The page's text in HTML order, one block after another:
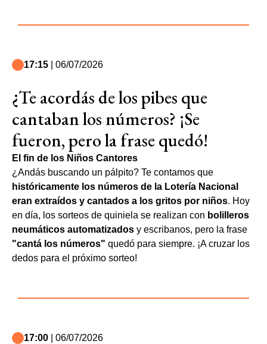
17:15 | 06/07/2026
¿Te acordás de los pibes que
cantaban los números? ¡Se
fueron, pero la frase quedó!
El fin de los Niños Cantores
¿Andás buscando un pálpito? Te contamos que
históricamente los números de la Lotería Nacional
eran extraídos y cantados a los gritos por niños. Hoy
en día, los sorteos de quiniela se realizan con bolilleros
neumáticos automatizados y escribanos, pero la frase
"cantá los números" quedó para siempre. ¡A cruzar los
dedos para el próximo sorteo!
17:00 | 06/07/2026